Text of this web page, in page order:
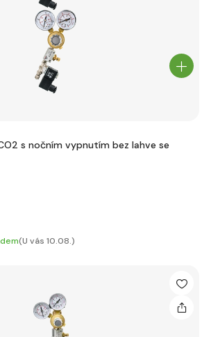
s nočním vypnutím bez lahve se
(U vás 10.08.)